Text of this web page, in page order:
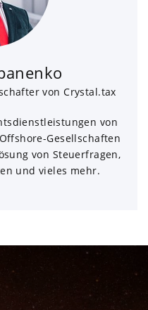
von Crystal.tax
von
Gesellschaften
von Steuerfragen,
und vieles mehr.